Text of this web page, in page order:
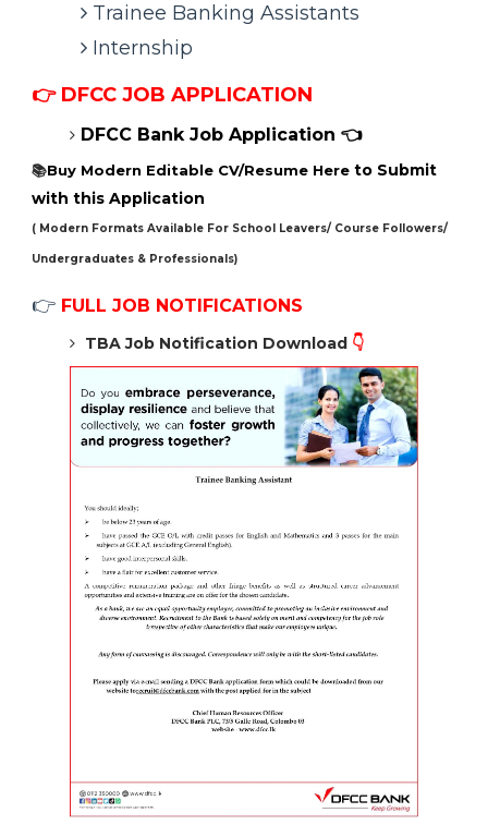
Trainee Banking Assistants
Internship
👉 DFCC JOB APPLICATION
DFCC Bank Job Application 👈
📚Buy Modern Editable CV/Resume Here to Submit
with this Application
( Modern Formats Available For School Leavers/ Course Followers/
Undergraduates & Professionals)
👉 FULL JOB NOTIFICATIONS
TBA Job Notification Download 👇